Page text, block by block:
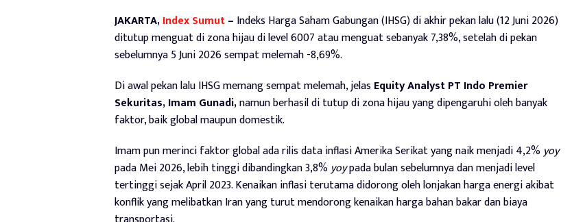
JAKARTA,Index Sumut– Indeks Harga Saham Gabungan (IHSG) di akhir pekan lalu (12 Juni 2026)
ditutup menguat di zona hijau di level 6007 atau menguat sebanyak 7,38%, setelah di pekan
sebelumnya 5 Juni 2026 sempat melemah -8,69%.
Di awal pekan lalu IHSG memang sempat melemah, jelas Equity Analyst PT Indo Premier
Sekuritas, Imam Gunadi,namun berhasil di tutup di zona hijau yang dipengaruhi oleh banyak
faktor, baik global maupun domestik.
Imam pun merinci faktor global ada rilis data inflasi Amerika Serikat yang naik menjadi 4,2%yoy
pada Mei 2026, lebih tinggi dibandingkan 3,8%yoypada bulan sebelumnya dan menjadi level
tertinggi sejak April 2023. Kenaikan inflasi terutama didorong oleh lonjakan harga energi akibat
konflik yang melibatkan Iran yang turut mendorong kenaikan harga bahan bakar dan biaya